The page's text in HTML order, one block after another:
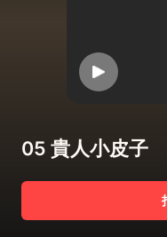
05 貴人小皮子